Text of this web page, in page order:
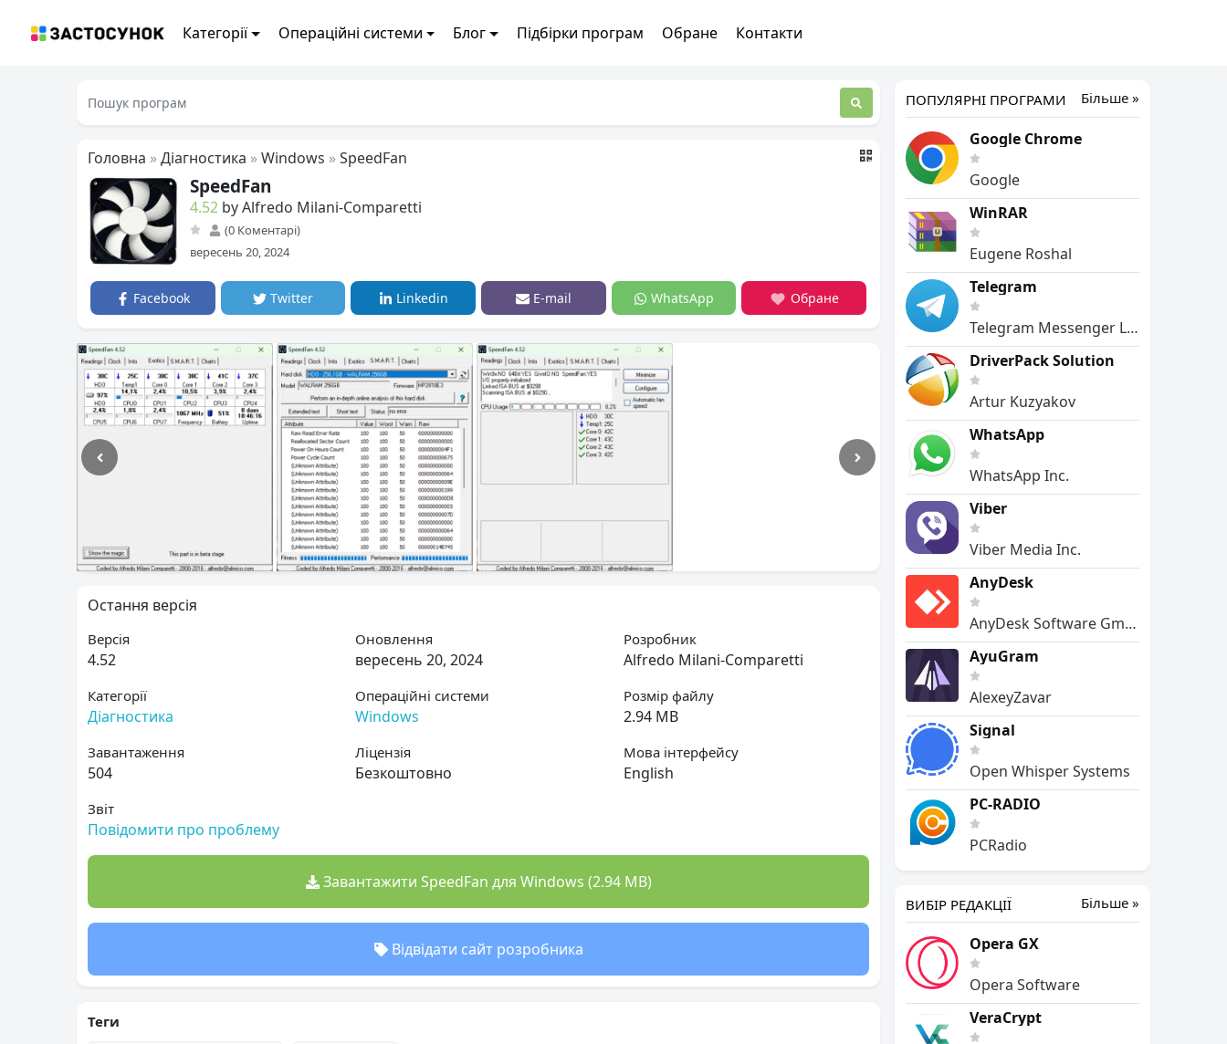
Категорії Операційні системи Блог Підбірки програм Обране Контакти
Головна »Діагностика »Windows »SpeedFan
SpeedFan
4.52 by Alfredo Milani-Comparetti
(0 Коментарі)
вересень 20, 2024
Facebook Twitter Linkedin E-mail WhatsApp Обране
Остання версія
Версія
4.52
Оновлення
вересень 20, 2024
Розробник
Alfredo Milani-Comparetti
Категорії
Діагностика
Операційні системи
Windows
Розмір файлу
2.94 MB
Завантаження
504
Ліцензія
Безкоштовно
Мова інтерфейсу
English
Звіт
Повідомити про проблему
Завантажити SpeedFan для Windows (2.94 MB)
Відвідати сайт розробника
Теги
Більше »
ПОПУЛЯРНІ ПРОГРАМИ
Google Chrome
Google
WinRAR
Eugene Roshal
Telegram
Telegram Messenger LLP
DriverPack Solution
Artur Kuzyakov
WhatsApp
WhatsApp Inc.
Viber
Viber Media Inc.
AnyDesk
AnyDesk Software GmbH
AyuGram
AlexeyZavar
Signal
Open Whisper Systems
PC-RADIO
PCRadio
Більше »
ВИБІР РЕДАКЦІЇ
Opera GX
Opera Software
VeraCrypt